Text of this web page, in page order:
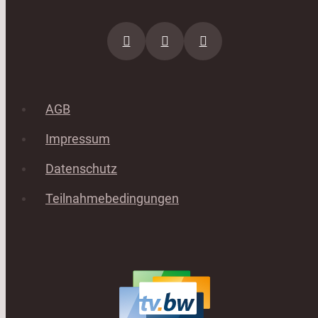
AGB
Impressum
Datenschutz
Teilnahmebedingungen